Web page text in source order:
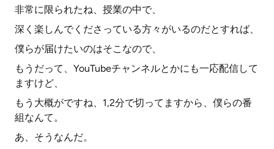
非常に限られたね、授業の中で、
深く楽しんでくださっている方々がいるのだとすれば、
僕らが届けたいのはそこなので、
もうだって、YouTubeチャンネルとかにも一応配信して
ますけど、
もう大概がですね、1,2分で切ってますから、僕らの番
組なんて。
あ、そうなんだ。